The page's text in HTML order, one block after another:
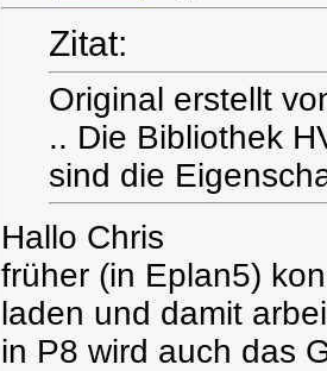
Zitat:
Original erstellt
.. Die Bibliothek
sind die
Hallo Chris
früher (in Eplan5)
laden und damit
in P8 wird auch das